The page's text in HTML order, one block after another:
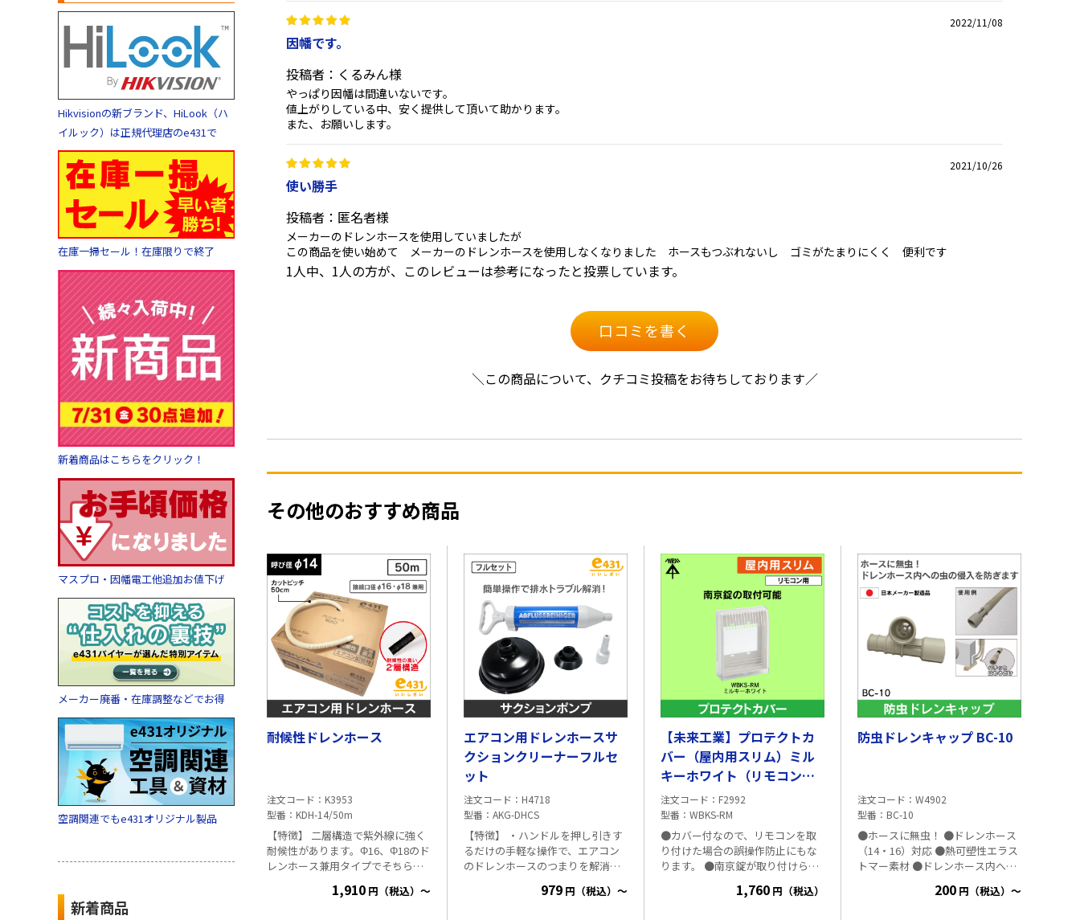
Hikvisionの新ブランド、HiLook（ハ
イルック）は正規代理店のe431で
在庫一掃セール！在庫限りで終了
新着商品はこちらをクリック！
マスプロ・因幡電工他追加お値下げ
メーカー廃番・在庫調整などでお得
空調関連でもe431オリジナル製品
新着商品
2022/11/08
因幡です。
投稿者：くるみん様
やっぱり因幡は間違いないです。
値上がりしている中、安く提供して頂いて助かります。
また、お願いします。
2021/10/26
使い勝手
投稿者：匿名者様
メーカーのドレンホースを使用していましたが
この商品を使い始めて メーカーのドレンホースを使用しなくなりました ホースもつぶれないし ゴミがたまりにくく 便利です
1人中、1人の方が、このレビューは参考になったと投票しています。
口コミを書く
＼この商品について、クチコミ投稿をお待ちしております／
その他のおすすめ商品
耐候性ドレンホース
注文コード
K3953
型番
KDH-14/50m
【特徴】 二層構造で紫外線に強く
耐候性があります。Φ16、Φ18のド
レンホース兼用タイプでそちらの
ピッチが50cm単位のため無駄なく
1,910 円（税込）～
エアコン用ドレンホースサ
クションクリーナーフルセ
ット
注文コード
H4718
型番
AKG-DHCS
【特徴】 ・ハンドルを押し引きす
るだけの手軽な操作で、エアコン
のドレンホースのつまりを解消で
す。付属のパーツでトイレや台
979 円（税込）～
【未来工業】プロテクトカ
バー（屋内用スリム）ミル
キーホワイト（リモコン
用） WBKS-RM
注文コード
F2992
型番
WBKS-RM
●カバー付なので、リモコンを取
り付けた場合の誤操作防止にもな
ります。 ●南京錠が取り付けられ
ホワイト ※カバー：透明 ・対応
1,760 円（税込）
防虫ドレンキャップ BC-10
注文コード
W4902
型番
BC-10
●ホースに無虫！ ●ドレンホース
（14・16）対応 ●熱可塑性エラス
トマー素材 ●ドレンホース内への
スの末端部に差し込むだけで簡単
200 円（税込）～